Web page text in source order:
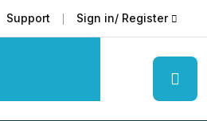
Support Sign in/ Register